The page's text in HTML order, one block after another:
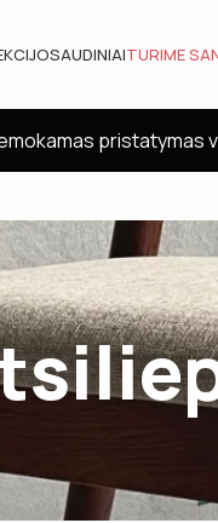
AUDINIAITURIME
pristatymas